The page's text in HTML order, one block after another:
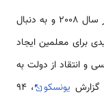
پس از پایان انتخابات حساس ریاست جمهوری در سال 2008 و به دنبال
برای معلمین ایجاد
و انتقاد از دولت به
یونسکو
، 94